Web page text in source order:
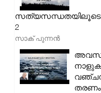
സത്യസന്ധതയിലൂടെ
2
സാക് പുന്നൻ